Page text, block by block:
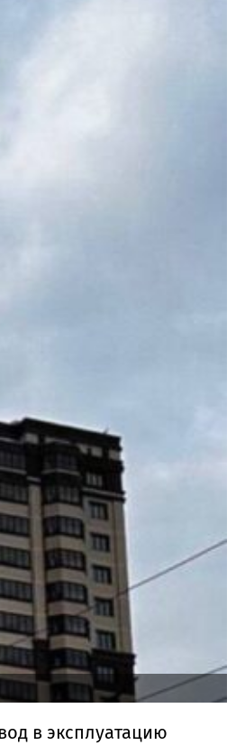
в эксплуатацию